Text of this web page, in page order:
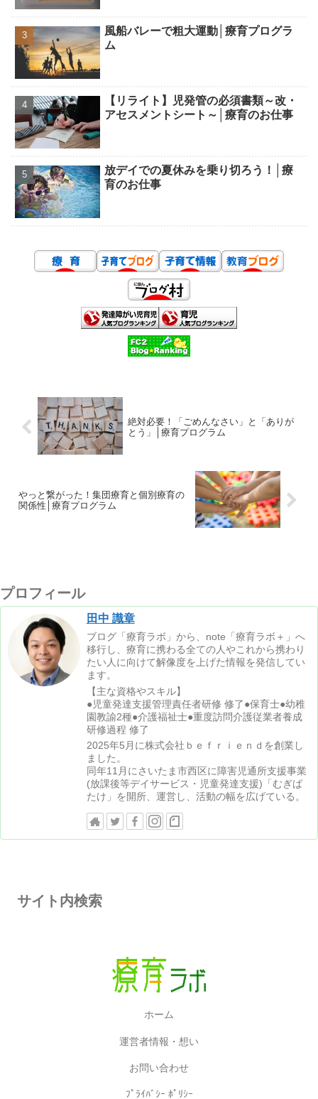
風船バレーで粗大運動│療育プログラ
ム
【リライト】児発管の必須書類～改・
アセスメントシート～│療育のお仕事
放デイでの夏休みを乗り切ろう！│療
育のお仕事
絶対必要！「ごめんなさい」と「ありが
とう」│療育プログラム
やっと繋がった！集団療育と個別療育の
関係性│療育プログラム
プロフィール
田中 識章
ブログ「療育ラボ」から、note「療育ラボ＋」へ
移行し、療育に携わる全ての人やこれから携わり
たい人に向けて解像度を上げた情報を発信してい
ます。
【主な資格やスキル】
●児童発達支援管理責任者研修 修了●保育士●幼稚
園教諭2種●介護福祉士●重度訪問介護従業者養成
研修過程 修了
2025年5月に株式会社ｂｅｆｒｉｅｎｄを創業し
ました。
同年11月にさいたま市西区に障害児通所支援事業
(放課後等デイサービス・児童発達支援)「むぎば
たけ」を開所、運営し、活動の幅を広げている。
サイト内検索
ホーム
運営者情報・想い
お問い合わせ
ﾌﾟﾗｲﾊﾞｼｰ ﾎﾟﾘｼｰ